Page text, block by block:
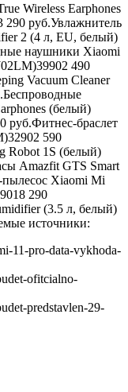
Wireless Earphones
290 руб.Увлажнитель
2 (4 л, EU, белый)
наушники Xiaomi
39902 490
Vacuum Cleaner
Беспроводные
(белый)
руб.Фитнес-браслет
32902 590
Robot 1S (белый)
Amazfit GTS Smart
пылесос Xiaomi Mi
18 290
(3.5 л, белый)
источники:
11-pro-data-vykhoda-
ofitcialno-
predstavlen-29-